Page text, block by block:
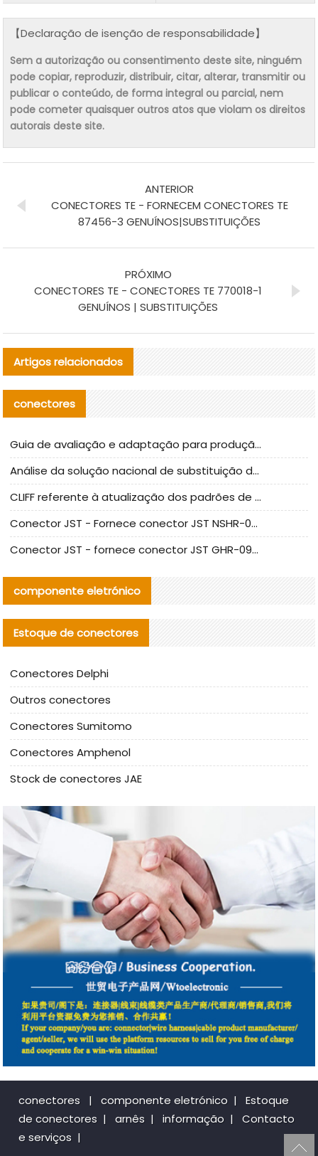
【Declaração de isenção de responsabilidade】
Sem a autorização ou consentimento deste site, ninguém
pode copiar, reproduzir, distribuir, citar, alterar, transmitir ou
publicar o conteúdo, de forma integral ou parcial, nem
pode cometer quaisquer outros atos que violam os direitos
autorais deste site.
ANTERIOR
CONECTORES TE - FORNECEM CONECTORES TE
87456-3 GENUÍNOS|SUBSTITUIÇÕES
PRÓXIMO
CONECTORES TE - CONECTORES TE 770018-1
GENUÍNOS | SUBSTITUIÇÕES
Artigos relacionados
conectores
Guia de avaliação e adaptação para produção em massa de componentes de cabos nacionais CNC Tech
Análise da solução nacional de substituição da linha de alta frequência I-PEX
CLIFF referente à atualização dos padrões de teste de conectores nacionais
Conector JST - Fornece conector JST NSHR-02V-S original | substituto
Conector JST - fornece conector JST GHR-09V-S autêntico | substituto
componente eletrónico
Estoque de conectores
Conectores Delphi
Outros conectores
Conectores Sumitomo
Conectores Amphenol
Stock de conectores JAE
conectores | componente eletrónico |
Estoque
de conectores | arnês | informação |
Contacto
e serviços |